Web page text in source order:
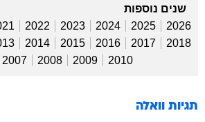
שנים נוספות
2026
2025
2024
2023
2022
2018
2017
2016
2015
2014
2010
2009
2008
2007
תגיות וואלה